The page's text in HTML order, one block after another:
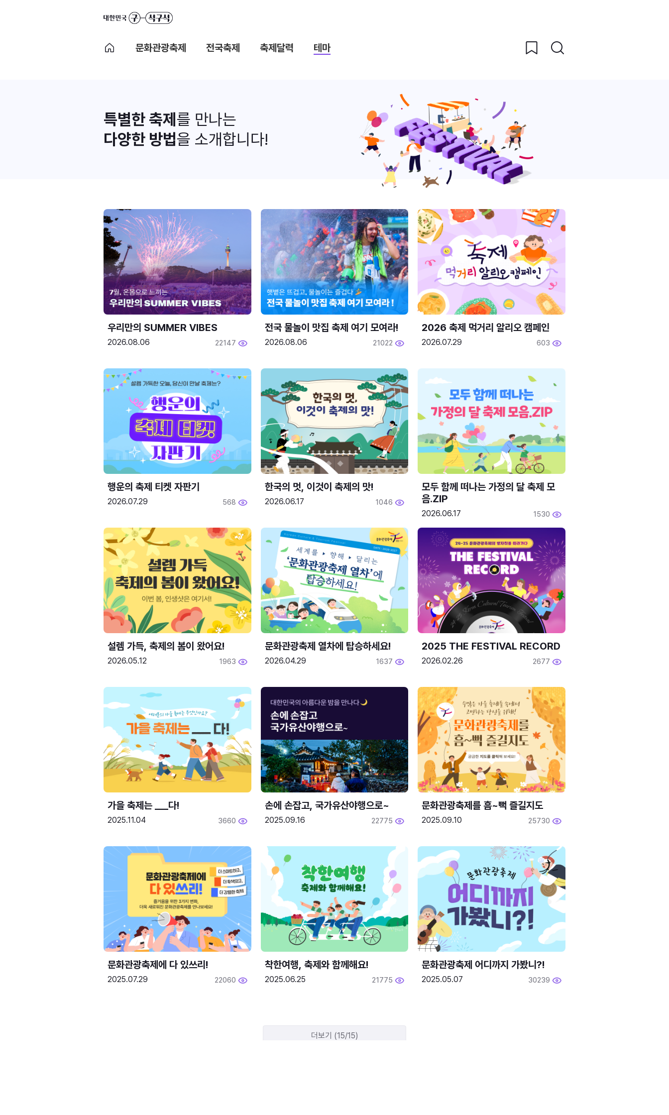
문화관광축제 전국축제 축제달력 테마
특별한 축제 를 만나는
다양한 방법을 소개합니다!
우리만의 SUMMER VIBES
2026.08.06 22147
전국 물놀이 맛집 축제 여기 모여라!
2026.08.06 21022
2026 축제 먹거리 알리오 캠페인
2026.07.29 603
행운의 축제 티켓 자판기
2026.07.29 568
한국의 멋, 이것이 축제의 맛!
2026.06.17 1046
모두 함께 떠나는 가정의 달 축제 모
음.ZIP
2026.06.17 1530
설렘 가득, 축제의 봄이 왔어요!
2026.05.12 1963
문화관광축제 열차에 탑승하세요!
2026.04.29 1637
2025 THE FESTIVAL RECORD
2026.02.26 2677
2025.11.04 3660
손에 손잡고, 국가유산야행으로~
2025.09.16 22775
문화관광축제를 흠~뻑 즐길지도
2025.09.10 25730
문화관광축제에 다 있쓰리!
2025.07.29 22060
착한여행, 축제와 함께해요!
2025.06.25 21775
문화관광축제 어디까지 가봤니?!
2025.05.07 30239
더보기 (15/15)